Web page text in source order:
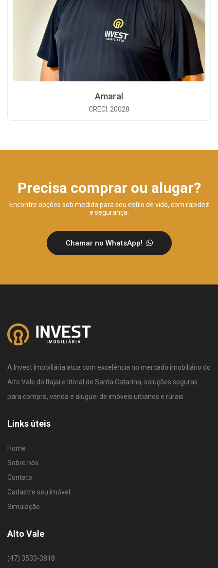
Amaral
CRECI: 20028
Precisa comprar ou alugar?
Encontre opções sob medida para seu estilo de vida, com rapidez
e segurança.
Chamar no WhatsApp!
A Invest Imobiliária atua com excelência no mercado imobiliário do
Alto Vale do Itajaí e litoral de Santa Catarina, soluções seguras
para compra, venda e aluguel de imóveis urbanos e rurais.
Links úteis
Home
Sobre nós
Contato
Cadastre seu imóvel
Simulação
Alto Vale
(47) 3533-3818